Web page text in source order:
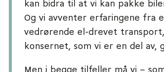
kan bidra til at vi kan pakke
Og vi avventer erfaringene fra
vedrørende el-drevet transport,
konsernet, som vi er en del av,
Men i begge tilfeller må vi –